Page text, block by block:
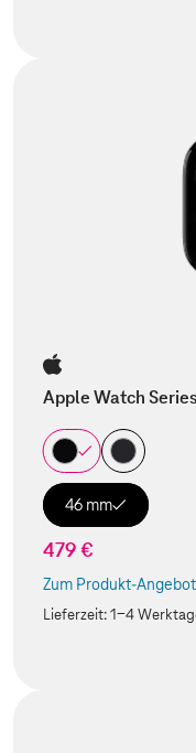
Apple Watch
46 mm
479 €
Zum Produkt-
(Der Link wird in
Lieferzeit:1-4